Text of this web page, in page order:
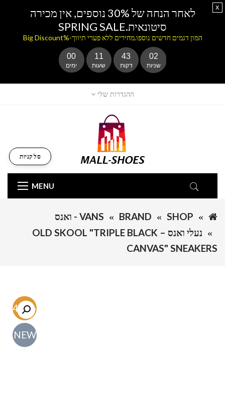
ההגדרות שלי
MENU
סל קניות
SHOP
BRAND
VANS - ואנס
נעלי ואנס – OLD SKOOL "TRIPLE BLACK
CANVAS" SNEAKERS
-54.7%
NEW
לאחר הנחה של 30% נוספים, אין מכירה
סיטונאית.SPRING SALE
המון דגמים חדשים נוספו.מחירים ללא פערי תיווך-%Big Discount
00
ימים
11
שעות
43
דקות
02
שניות
x